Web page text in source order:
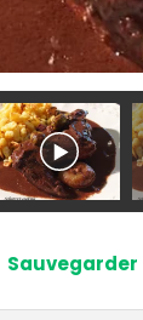
Sauvegarder